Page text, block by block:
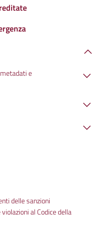
e
delle sanzioni
al Codice della